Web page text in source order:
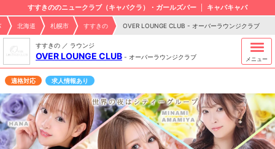
すすきののニュークラブ（キャバクラ）・ガールズバー キャバキャバ
北海道 札幌市 すすきの OVER LOUNGE CLUB - オーバーラウンジクラブ
すすきの ／ ラウンジ
OVER LOUNGE CLUB - オーバーラウンジクラブ メニュー
適格対応 求人情報あり